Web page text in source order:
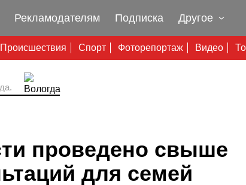
Происшествия Спорт Фоторепортаж Видео
Рекламодателям Подписка Другое
проведено свыше
для семей